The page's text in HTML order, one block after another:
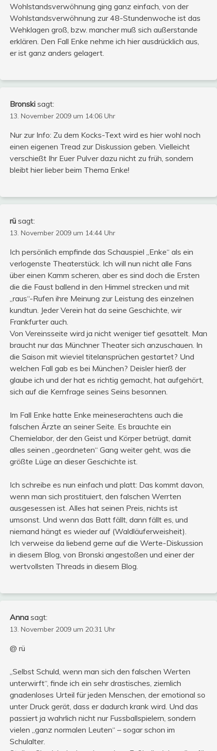
Wohlstandsverwöhnung ging ganz einfach, von der
Wohlstandsverwöhnung zur 48-Stundenwoche ist das
Wehklagen groß, bzw. mancher muß sich außerstande
erklären. Den Fall Enke nehme ich hier ausdrücklich aus,
er ist ganz anders gelagert.
Bronski sagt:
13. November 2009 um 14:06 Uhr
Nur zur Info: Zu dem Kocks-Text wird es hier wohl noch
einen eigenen Tread zur Diskussion geben. Vielleicht
verschießt Ihr Euer Pulver dazu nicht zu früh, sondern
bleibt hier lieber beim Thema Enke!
rü sagt:
13. November 2009 um 14:44 Uhr
Ich persönlich empfinde das Schauspiel „Enke“ als ein
verlogenste Theaterstück. Ich will nun nicht alle Fans
über einen Kamm scheren, aber es sind doch die Ersten
die die Faust ballend in den Himmel strecken und mit
„raus“-Rufen ihre Meinung zur Leistung des einzelnen
kundtun. Jeder Verein hat da seine Geschichte, wir
Frankfurter auch.
Von Vereinsseite wird ja nicht weniger tief gesattelt. Man
braucht nur das Münchner Theater sich anzuschauen. In
die Saison mit wieviel titelansprüchen gestartet? Und
welchen Fall gab es bei München? Deisler hierß der
glaube ich und der hat es richtig gemacht, hat aufgehört,
sich auf die Kernfrage seines Seins besonnen.
Im Fall Enke hatte Enke meineserachtens auch die
falschen Ärzte an seiner Seite. Es brauchte ein
Chemielabor, der den Geist und Körper betrügt, damit
alles seinen „geordneten“ Gang weiter geht, was die
größte Lüge an dieser Geschichte ist.
Ich schreibe es nun einfach und platt: Das kommt davon,
wenn man sich prostituiert, den falschen Werrten
ausgesessen ist. Alles hat seinen Preis, nichts ist
umsonst. Und wenn das Batt fällt, dann fällt es, und
niemand hängt es wieder auf (Waldläuferweisheit).
Ich verweise da liebend gerne auf die Werte-Diskussion
in diesem Blog, von Bronski angestoßen und einer der
wertvollsten Threads in diesem Blog.
Anna sagt:
13. November 2009 um 20:31 Uhr
@ rü
„Selbst Schuld, wenn man sich den falschen Werten
unterwirft“, finde ich ein sehr drastisches, ziemlich
gnadenloses Urteil für jeden Menschen, der emotional so
unter Druck gerät, dass er dadurch krank wird. Und das
passiert ja wahrlich nicht nur Fussballspielern, sondern
vielen „ganz normalen Leuten“ – sogar schon im
Schulalter.